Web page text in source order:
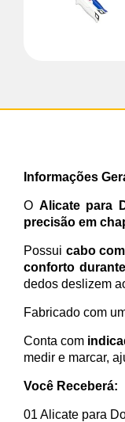
Informações
O Alicate para
precisão em
Possui cabo
conforto
dedos deslizem
Fabricado com
Conta com
medir e marcar,
Você Receberá:
01 Alicate para